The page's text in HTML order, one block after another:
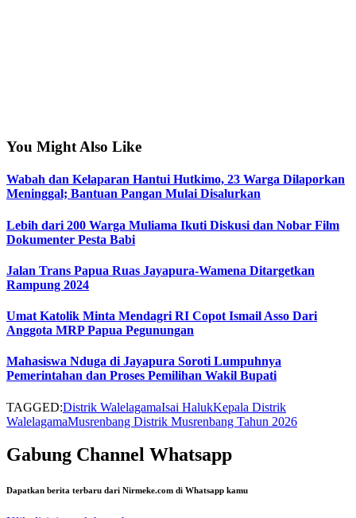
You Might Also Like
Wabah dan Kelaparan Hantui Hutkimo, 23 Warga Dilaporkan
Meninggal; Bantuan Pangan Mulai Disalurkan
Lebih dari 200 Warga Muliama Ikuti Diskusi dan Nobar Film
Dokumenter Pesta Babi
Jalan Trans Papua Ruas Jayapura-Wamena Ditargetkan
Rampung 2024
Umat Katolik Minta Mendagri RI Copot Ismail Asso Dari
Anggota MRP Papua Pegunungan
Mahasiswa Nduga di Jayapura Soroti Lumpuhnya
Pemerintahan dan Proses Pemilihan Wakil Bupati
TAGGED:Distrik WalelagamaIsai HalukKepala Distrik
WalelagamaMusrenbang Distrik Musrenbang Tahun 2026
Gabung Channel Whatsapp
Dapatkan berita terbaru dari Nirmeke.com di Whatsapp kamu